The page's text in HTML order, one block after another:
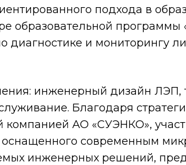
подхода в
образовательной программы
диагностике и мониторингу
инженерный дизайн ЛЭП,
Благодаря
компанией АО «СУЭНКО»,
оснащенного современным
инженерных решений,